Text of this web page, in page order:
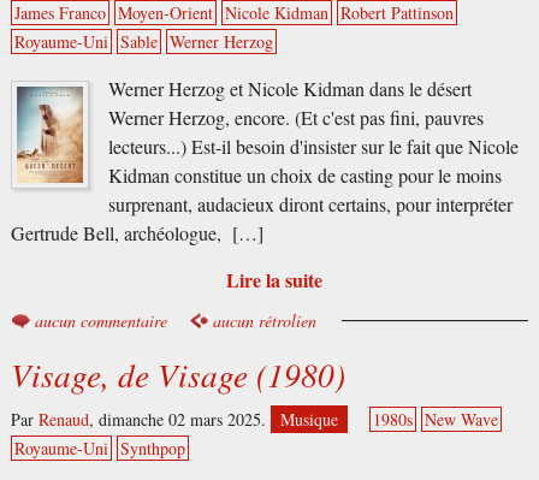
James Franco Moyen-Orient Nicole Kidman Robert Pattinson
Royaume-Uni Sable Werner Herzog
Werner Herzog et Nicole Kidman dans le désert
Werner Herzog, encore. (Et c'est pas fini, pauvres
lecteurs...) Est-il besoin d'insister sur le fait que Nicole
Kidman constitue un choix de casting pour le moins
surprenant, audacieux diront certains, pour interpréter
Gertrude Bell, archéologue, […]
Lire la suite
aucun commentaire aucun rétrolien
Visage, de Visage (1980)
Par Renaud, dimanche 02 mars 2025. Musique 1980s New Wave
Royaume-Uni Synthpop